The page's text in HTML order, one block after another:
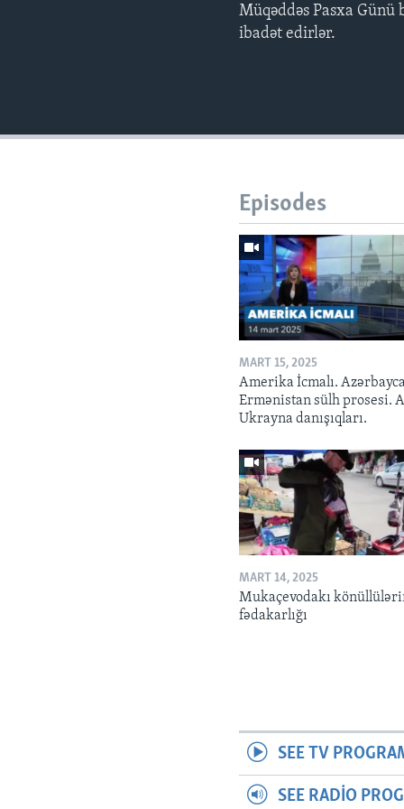
Müqəddəs Pasxa Günü
ibadət edirlər.
Episodes
MART 15, 2025
Amerika İcmalı.
Ermənistan sülh prosesi.
Ukrayna danışıqları.
MART 14, 2025
Mukaçevodakı
fədakarlığı
SEE TV
SEE RADIO